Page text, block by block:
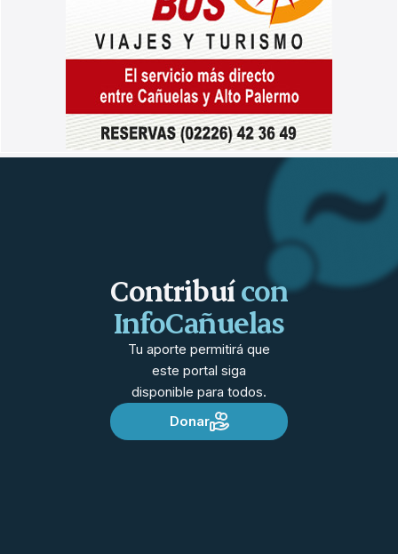
Contribuícon
InfoCañuelas
Tu aporte permitirá que
este portal siga
disponible para todos.
Donar